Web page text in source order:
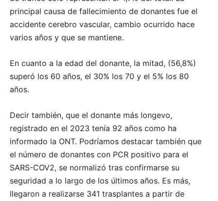
principal causa de fallecimiento de donantes fue el
accidente cerebro vascular, cambio ocurrido hace
varios años y que se mantiene.
En cuanto a la edad del donante, la mitad, (56,8%)
superó los 60 años, el 30% los 70 y el 5% los 80
años.
Decir también, que el donante más longevo,
registrado en el 2023 tenía 92 años como ha
informado la ONT. Podríamos destacar también que
el número de donantes con PCR positivo para el
SARS-COV2, se normalizó tras confirmarse su
seguridad a lo largo de los últimos años. Es más,
llegaron a realizarse 341 trasplantes a partir de